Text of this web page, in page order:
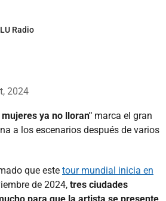
Radio
2024
mujeres ya no lloran" marca el gran
a los escenarios después de varios
que este tour mundial inicia en
de 2024, tres ciudades
para que la artista se presente